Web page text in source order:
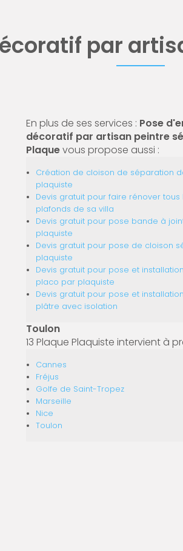
par
En plus de ses services : Pose
décoratif par artisan peintre
Plaquevous propose aussi :
Création de cloison de séparation
plaquiste
Devis gratuit pour faire rénover tous
plafonds de sa villa
Devis gratuit pour pose bande à
plaquiste
Devis gratuit pour pose de cloison
plaquiste
Devis gratuit pour pose et
placo par plaquiste
Devis gratuit pour pose et
plâtre avec isolation
Toulon
13 Plaque Plaquiste intervient à
Cannes
Fréjus
Golfe de Saint-Tropez
Marseille
Nice
Toulon